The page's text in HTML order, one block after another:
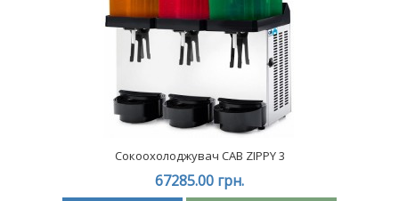
Сокоохолоджувач CAB ZIPPY 3
67285.00 грн.